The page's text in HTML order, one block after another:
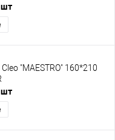
"MAESTRO" 160*210